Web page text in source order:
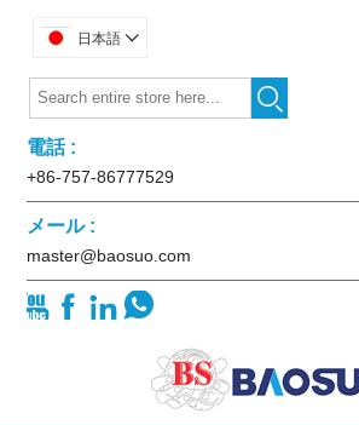
日本語 

電話 :
+86-757-86777529
メール :
master@baosuo.com
   